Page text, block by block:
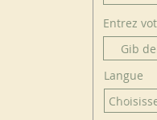
Entrez
Langue